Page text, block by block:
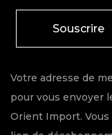
Souscrire
Votre adresse de
pour vous envoyer
Orient Import.